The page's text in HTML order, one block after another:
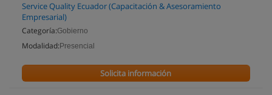
Service Quality Ecuador (Capacitación & Asesoramiento
Empresarial)
Categoría:Gobierno
Modalidad: Presencial
Solicita información